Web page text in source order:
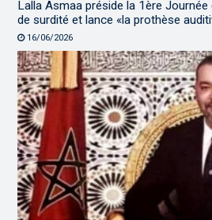
Lalla Asmaa préside la 1ère
de surdité et lance «la prothèse
16/06/2026